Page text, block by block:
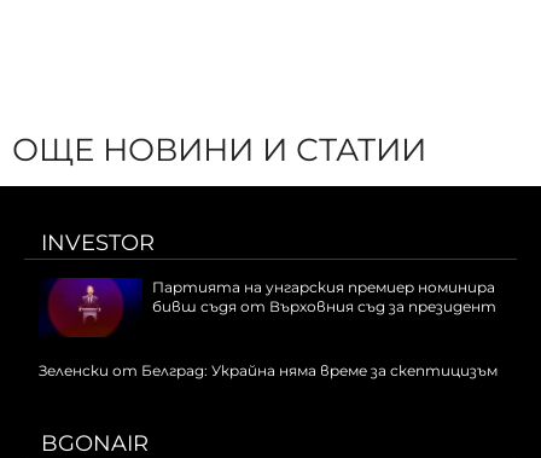
ОЩЕ НОВИНИ И СТАТИИ
INVESTOR
Партията на унгарския премиер номинира
бивш съдя от Върховния съд за президент
Зеленски от Белград: Украйна няма време за скептицизъм
BGONAIR